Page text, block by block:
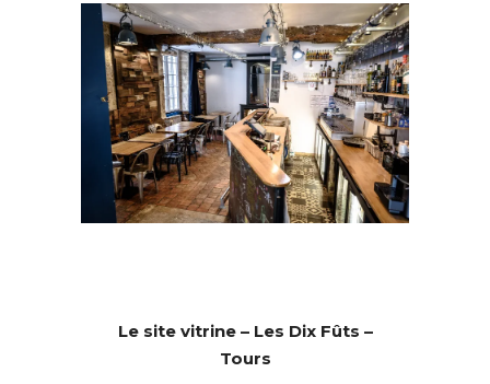
Le site vitrine – Les Dix Fûts –
Tours